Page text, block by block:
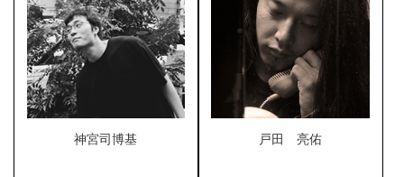
神宮司博基 戸田 亮佑